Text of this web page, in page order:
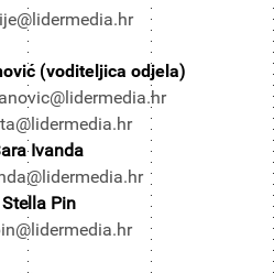
(voditeljica odjela)
Ivanda
Stella Pin